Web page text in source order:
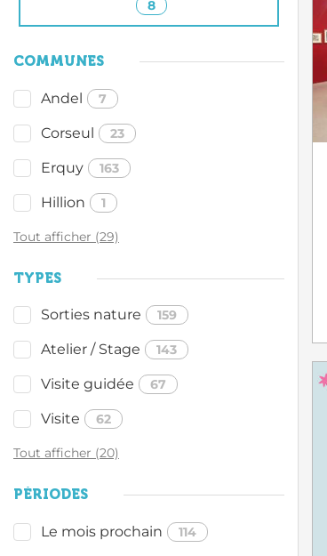
8
COMMUNES
Andel 7
Corseul 23
Erquy 163
Hillion 1
Tout afficher (29)
TYPES
Sorties nature 159
Atelier / Stage 143
Visite guidée 67
Visite 62
Tout afficher (20)
PÉRIODES
Le mois prochain 114